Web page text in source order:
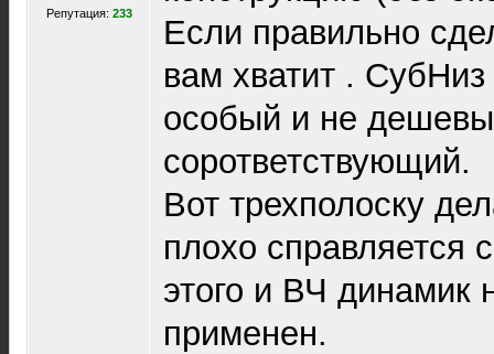
Репутация: 233
Если правильно
вам хватит .
особый и не
сорответствующий.
Вот трехполоску
плохо справляется
этого и ВЧ динамик
применен.